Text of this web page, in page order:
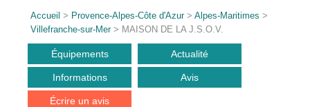
Accueil > Provence-Alpes-Côte d'Azur>Alpes-Maritimes >
Villefranche-sur-Mer> MAISON DE LA J.S.O.V.
Équipements Actualité
Informations Avis
Écrire un avis